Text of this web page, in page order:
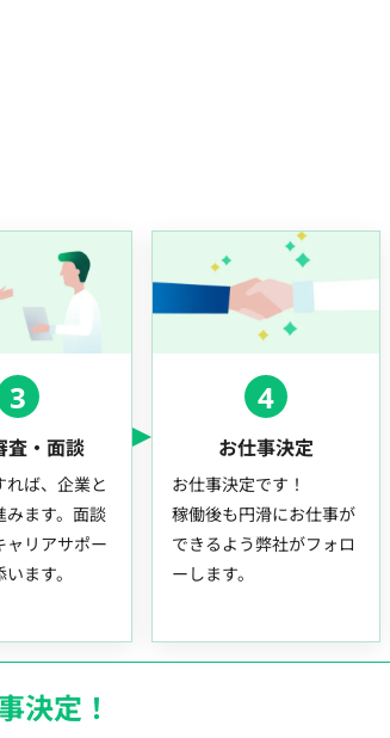
3
査・面談
れば、企業と
みます。面談
ャリアサポー
ます。
4
お仕事決定
お仕事決定です！
稼働後も円滑にお仕事が
できるよう弊社がフォロ
ーします。
決定！